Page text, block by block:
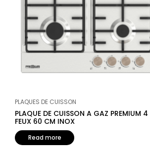
PLAQUES DE CUISSON
PLAQUE DE CUISSON A GAZ PREMIUM 4
FEUX 60 CM INOX
Read more